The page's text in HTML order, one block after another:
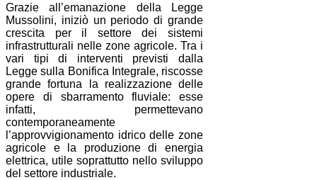
Grazie all’emanazione della Legge
Mussolini, iniziò un periodo di grande
crescita per il settore dei sistemi
infrastrutturali nelle zone agricole. Tra i
vari tipi di interventi previsti dalla
Legge sulla Bonifica Integrale, riscosse
grande fortuna la realizzazione delle
opere di sbarramento fluviale: esse
infatti, permettevano
contemporaneamente
l’approvvigionamento idrico delle zone
agricole e la produzione di energia
elettrica, utile soprattutto nello sviluppo
del settore industriale.